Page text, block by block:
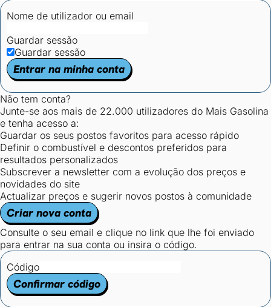
Nome de utilizador ou email
Guardar sessão
Guardar sessão
Entrar na minha conta
Não tem conta?
Junte-se aos mais de 22.000 utilizadores do Mais Gasolina
e tenha acesso a:
Guardar os seus postos favoritos para acesso rápido
Definir o combustível e descontos preferidos para
resultados personalizados
Subscrever a newsletter com a evolução dos preços e
novidades do site
Actualizar preços e sugerir novos postos à comunidade
Criar nova conta
Consulte o seu email e clique no link que lhe foi enviado
para entrar na sua conta ou insira o código.
Código
Confirmar código